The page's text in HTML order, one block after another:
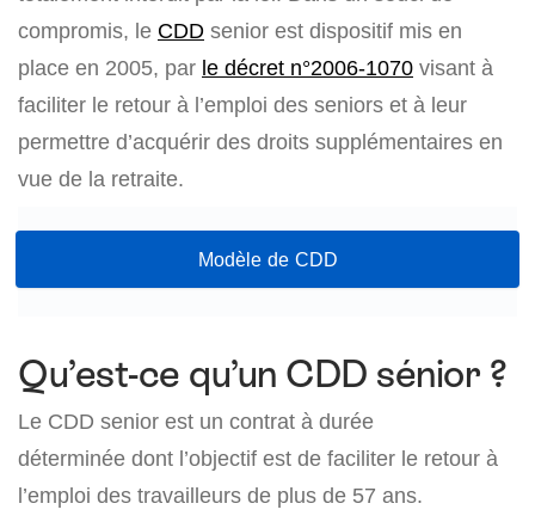
compromis, le CDD senior est dispositif mis en
place en 2005, par le décret n°2006-1070 visant à
faciliter le retour à l’emploi des seniors et à leur
permettre d’acquérir des droits supplémentaires en
vue de la retraite.
Modèle de CDD
Qu’est-ce qu’un CDD sénior ?
Le CDD senior est un contrat à durée
déterminée dont l’objectif est de faciliter le retour à
l’emploi des travailleurs de plus de 57 ans.